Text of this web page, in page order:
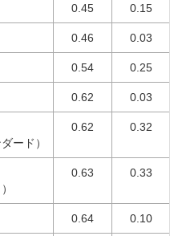
0.45 0.15
0.46 0.03
0.54 0.25
0.62 0.03
ード）
0.62 0.32
0.63 0.33
0.64 0.10